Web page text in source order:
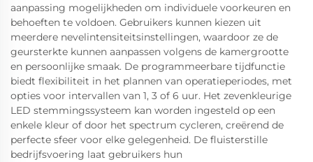
aanpassing mogelijkheden om individuele voorkeuren en
behoeften te voldoen. Gebruikers kunnen kiezen uit
meerdere nevelintensiteitsinstellingen, waardoor ze de
geursterkte kunnen aanpassen volgens de kamergrootte
en persoonlijke smaak. De programmeerbare tijdfunctie
biedt flexibiliteit in het plannen van operatieperiodes, met
opties voor intervallen van 1, 3 of 6 uur. Het zevenkleurige
LED stemmingssysteem kan worden ingesteld op een
enkele kleur of door het spectrum cycleren, creërend de
perfecte sfeer voor elke gelegenheid. De fluisterstille
bedrijfsvoering laat gebruikers hun